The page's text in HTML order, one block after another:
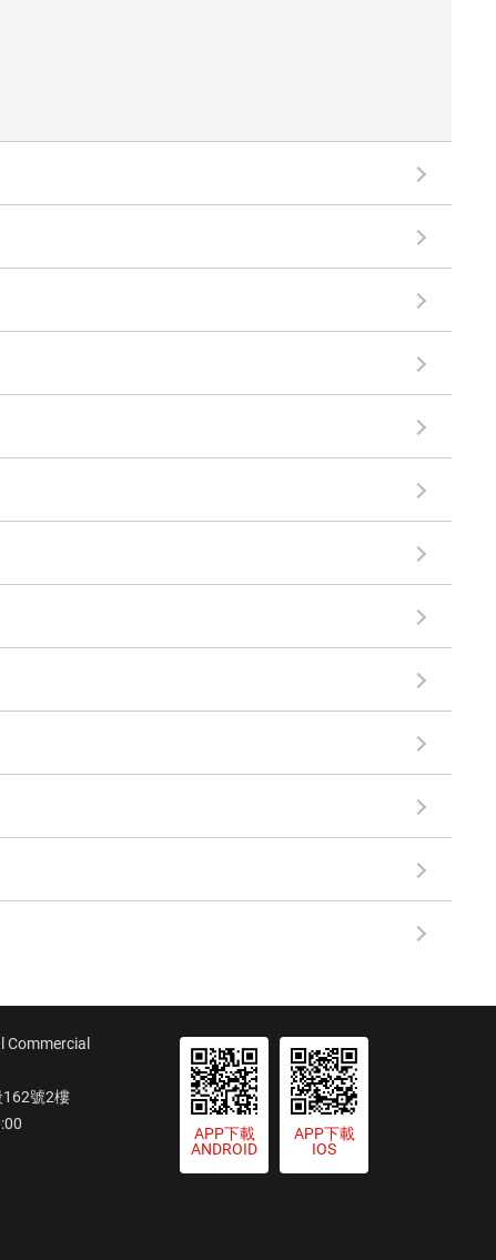
號2樓
APP下載
ANDROID
APP下載
IOS